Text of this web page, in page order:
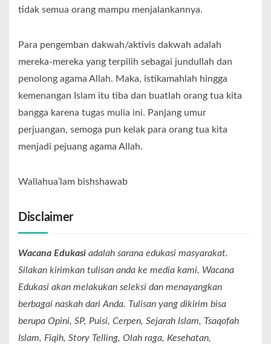
tidak semua orang mampu menjalankannya.
Para pengemban dakwah/aktivis dakwah adalah
mereka-mereka yang terpilih sebagai jundullah dan
penolong agama Allah. Maka, istikamahlah hingga
kemenangan Islam itu tiba dan buatlah orang tua kita
bangga karena tugas mulia ini. Panjang umur
perjuangan, semoga pun kelak para orang tua kita
menjadi pejuang agama Allah.
Wallahua’lam bishshawab
Disclaimer
Wacana Edukasi adalah sarana edukasi masyarakat.
Silakan kirimkan tulisan anda ke media kami. Wacana
Edukasi akan melakukan seleksi dan menayangkan
berbagai naskah dari Anda. Tulisan yang dikirim bisa
berupa Opini, SP, Puisi, Cerpen, Sejarah Islam, Tsaqofah
Islam, Fiqih, Story Telling, Olah raga, Kesehatan,